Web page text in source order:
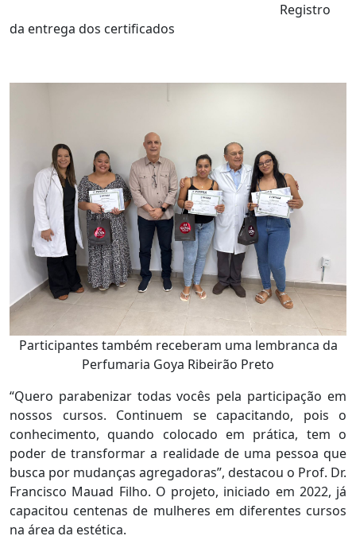
Registro
da entrega dos certificados
Participantes também receberam uma lembranca da
Perfumaria Goya Ribeirão Preto
“Quero parabenizar todas vocês pela participação em
nossos cursos. Continuem se capacitando, pois o
conhecimento, quando colocado em prática, tem o
poder de transformar a realidade de uma pessoa que
busca por mudanças agregadoras”, destacou o Prof. Dr.
Francisco Mauad Filho. O projeto, iniciado em 2022, já
capacitou centenas de mulheres em diferentes cursos
na área da estética.